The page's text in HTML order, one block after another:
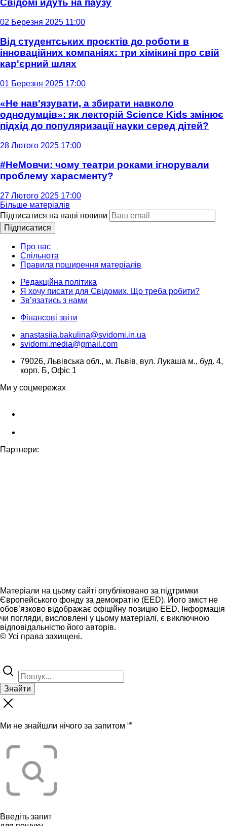
Свідомі йдуть на паузу
02 Березня 2025 11:00
Від студентських проєктів до роботи в
інноваційних компаніях: три хімікині про свій
кар'єрний шлях
01 Березня 2025 17:00
«Не нав'язувати, а збирати навколо
однодумців»: як лекторій Science Kids змінює
підхід до популяризації науки серед дітей?
28 Лютого 2025 17:00
#НеМовчи: чому театри роками ігнорували
проблему харасменту?
27 Лютого 2025 17:00
Більше матеріалів
Підписатися на наші новини
Підписатися
Про нас
Спільнота
Правила поширення матеріалів
Редакційна політика
Я хочу писати для Свідомих. Що треба робити?
Зв’язатись з нами
Фінансові звіти
anastasiia.bakulina@svidomi.in.ua
svidomi.media@gmail.com
79026, Львівська обл., м. Львів, вул. Лукаша м., буд. 4,
корп. Б, Офіс 1
Ми у соцмережах
Партнери:
Матеріали на цьому сайті опубліковано за підтримки
Європейського фонду за демократію (EED). Його зміст не
обов’язково відображає офіційну позицію EED. Інформація
чи погляди, висловлені у цьому матеріалі, є виключною
відповідальністю його авторів.
© Усі права захищені.
Знайти
Ми не знайшли нічого за запитом “”
Введіть запит